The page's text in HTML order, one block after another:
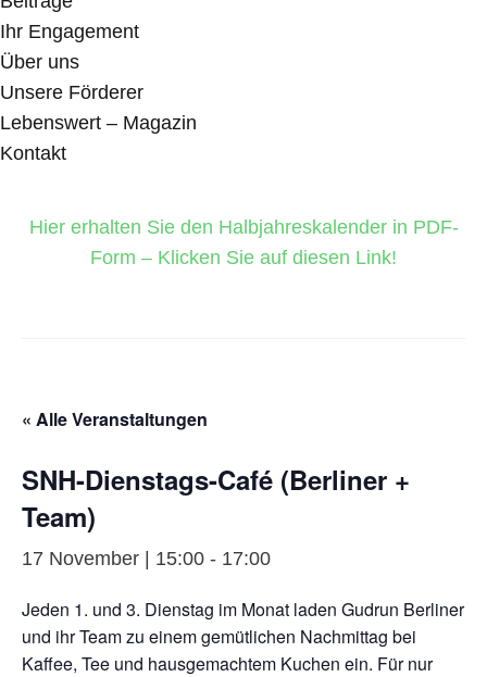
Ihr Engagement
Über uns
Unsere Förderer
Lebenswert – Magazin
Kontakt
Hier erhalten Sie den Halbjahreskalender in PDF-
Form – Klicken Sie auf diesen Link!
« Alle Veranstaltungen
SNH-Dienstags-Café (Berliner +
Team)
17 November | 15:00 - 17:00
Jeden 1. und 3. Dienstag im Monat laden Gudrun Berliner
und ihr Team zu einem gemütlichen Nachmittag bei
Kaffee, Tee und hausgemachtem Kuchen ein. Für nur